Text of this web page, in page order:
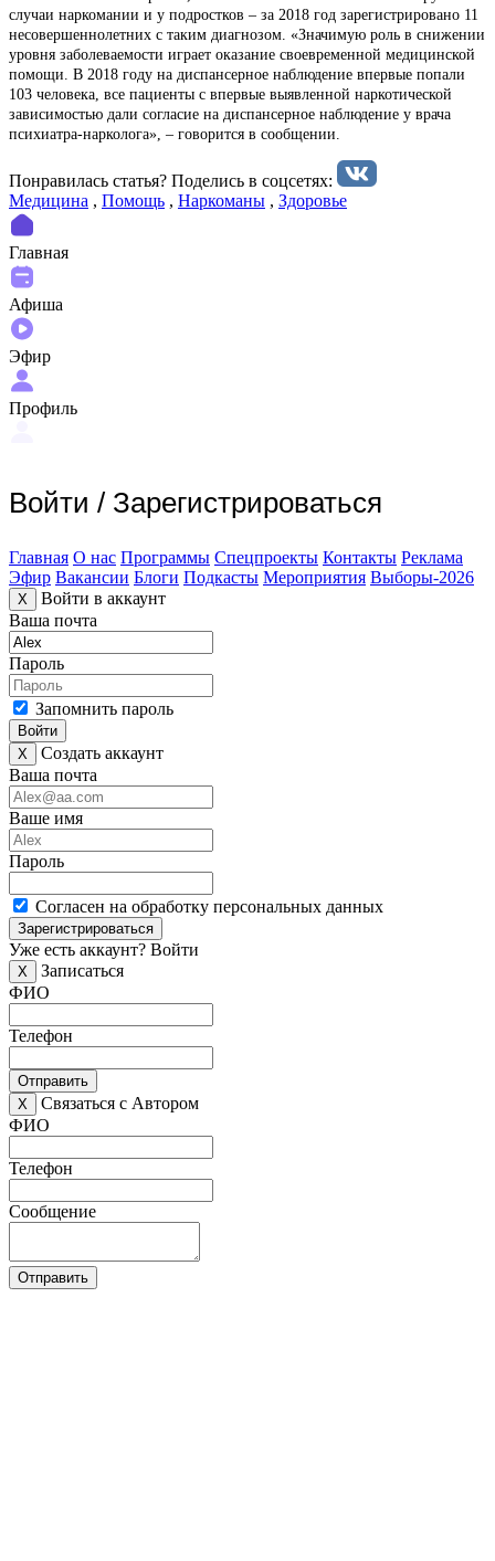
случаи наркомании и у подростков – за 2018 год зарегистрировано 11
несовершеннолетних с таким диагнозом. «Значимую роль в снижении
уровня заболеваемости играет оказание своевременной медицинской
помощи. В 2018 году на диспансерное наблюдение впервые попали
103 человека, все пациенты с впервые выявленной наркотической
зависимостью дали согласие на диспансерное наблюдение у врача
психиатра-нарколога», – говорится в сообщении.
Понравилась статья? Поделиcь в соцсетях:
Медицина , Помощь , Наркоманы , Здоровье
Главная
Афиша
Эфир
Профиль
Войти / Зарегистрироваться
Главная О нас Программы Спецпроекты Контакты Реклама
Эфир Вакансии Блоги Подкасты Мероприятия Выборы-2026
X
Войти в аккаунт
Ваша почта
Пароль
Запомнить пароль
Войти
X
Создать аккаунт
Ваша почта
Ваше имя
Пароль
Согласен на обработку персональных данных
Зарегистрироваться
Уже есть аккаунт? Войти
X
Записаться
ФИО
Телефон
Отправить
X
Связаться с Автором
ФИО
Телефон
Сообщение
Отправить